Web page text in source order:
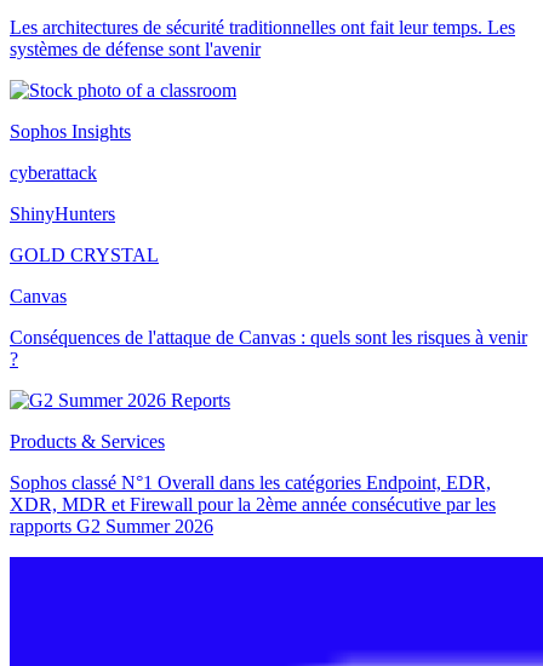
Les architectures de sécurité traditionnelles ont fait leur temps. Les
systèmes de défense sont l'avenir
Sophos Insights
cyberattack
ShinyHunters
GOLD CRYSTAL
Canvas
Conséquences de l'attaque de Canvas : quels sont les risques à venir
?
Products & Services
Sophos classé N°1 Overall dans les catégories Endpoint, EDR,
XDR, MDR et Firewall pour la 2ème année consécutive par les
rapports G2 Summer 2026